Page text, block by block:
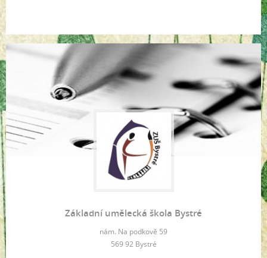
Základní umělecká škola Bystré
nám. Na podkově 59
569 92 Bystré